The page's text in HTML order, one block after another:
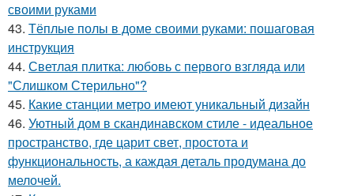
своими руками
43. Тёплые полы в доме своими руками: пошаговая
инструкция
44. Светлая плитка: любовь с первого взгляда или
"Слишком Стерильно"?
45. Какие станции метро имеют уникальный дизайн
46. Уютный дом в скандинавском стиле - идеальное
пространство, где царит свет, простота и
функциональность, а каждая деталь продумана до
мелочей.